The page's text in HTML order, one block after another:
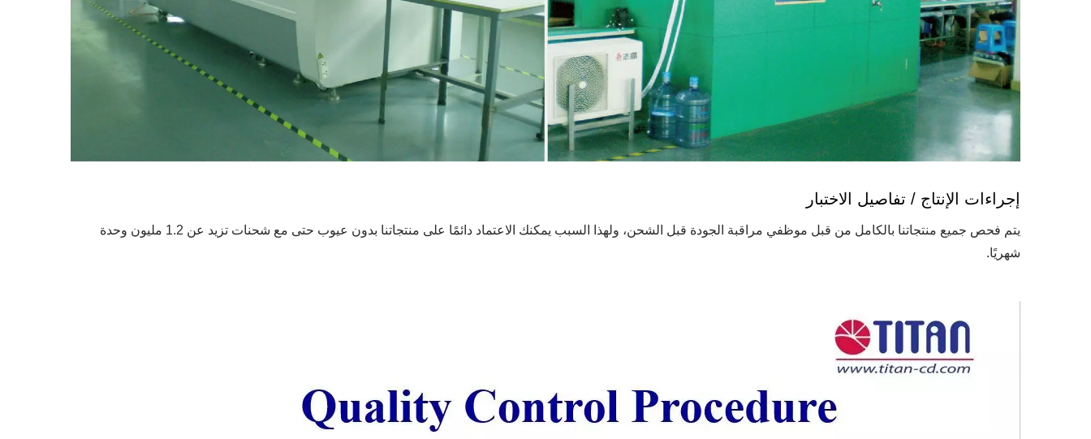
إجراءات الإنتاج / تفاصيل الاختبار
يتم فحص جميع منتجاتنا بالكامل من قبل موظفي مراقبة الجودة قبل الشحن، ولهذا السبب يمكنك الاعتماد دائمًا على منتجاتنا بدون عيوب حتى مع شحنات تزيد عن 1.2 مليون وحدة
شهريًا.